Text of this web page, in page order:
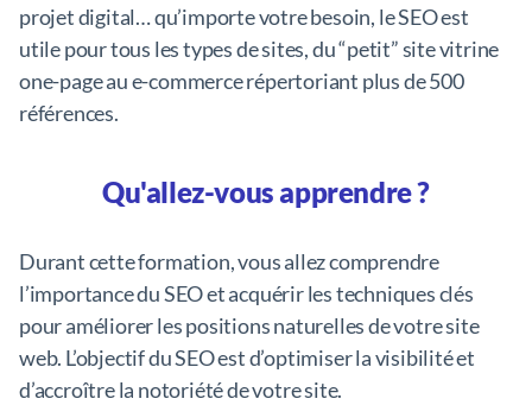
projet digital… qu’importe votre besoin, le SEO est
utile pour tous les types de sites, du “petit” site vitrine
one-page au e-commerce répertoriant plus de 500
références.
Qu'allez-vous apprendre ?
Durant cette formation, vous allez comprendre
l’importance du SEO et acquérir les techniques clés
pour améliorer les positions naturelles de votre site
web. L’objectif du SEO est d’optimiser la visibilité et
d’accroître la notoriété de votre site.